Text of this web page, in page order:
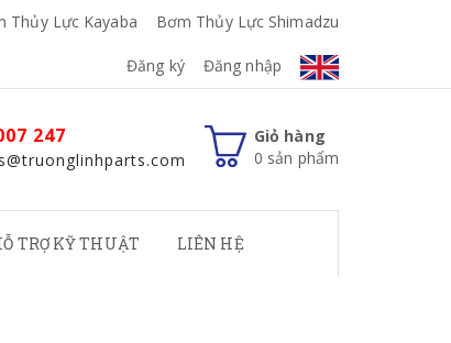
Thủy Lực Kayaba Bơm Thủy Lực Shimadzu
Đăng ký Đăng nhập
Giỏ hàng
0 sản phẩm
247
TRỢ KỸ THUẬT LIÊN HỆ